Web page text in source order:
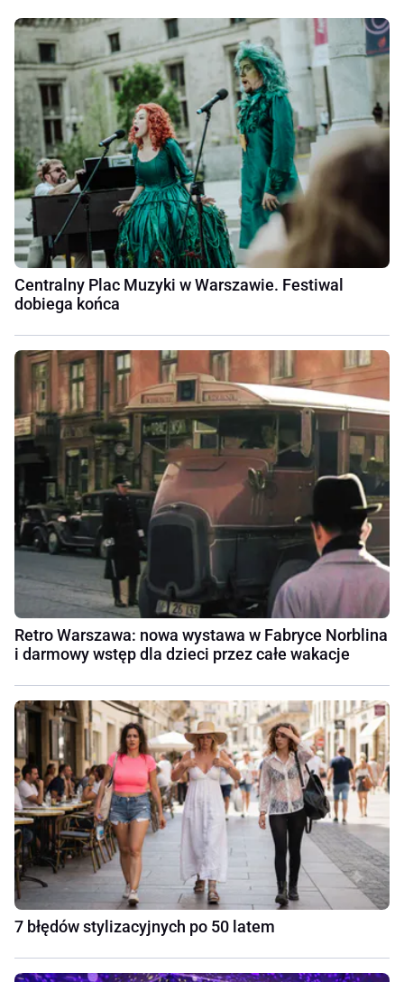
Centralny Plac Muzyki w Warszawie. Festiwal
dobiega końca
Retro Warszawa: nowa wystawa w Fabryce Norblina
i darmowy wstęp dla dzieci przez całe wakacje
7 błędów stylizacyjnych po 50 latem